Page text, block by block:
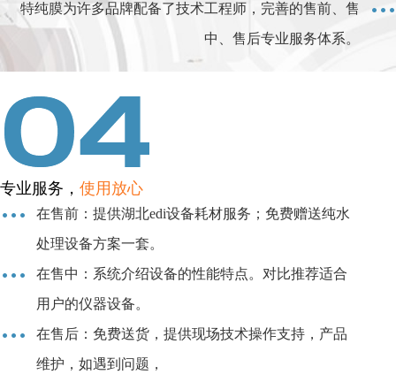
特纯膜为许多品牌配备了技术工程师，完善的售前、售
中、售后专业服务体系。
专业服务， 使用放心
在售前：提供湖北edi设备耗材服务；免费赠送纯水
处理设备方案一套。
在售中：系统介绍设备的性能特点。对比推荐适合
用户的仪器设备。
在售后：免费送货，提供现场技术操作支持，产品
维护，如遇到问题，